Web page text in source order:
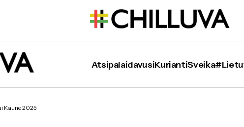
AtsipalaidavusiKuriantiSveika
Kaune 2025